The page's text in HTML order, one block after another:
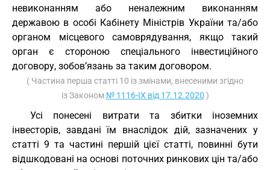
невиконанням або неналежним виконанням
державою в особі Кабінету Міністрів України та/або
органом місцевого самоврядування, якщо такий
орган є стороною спеціального інвестиційного
договору, зобов’язань за таким договором.
( Частина перша статті 10 із змінами, внесеними згідно
із Законом № 1116-IX від 17.12.2020 )
Усі понесені витрати та збитки іноземних
інвесторів, завдані їм внаслідок дій, зазначених у
статті 9 та частині першій цієї статті, повинні бути
відшкодовані на основі поточних ринкових цін та/або